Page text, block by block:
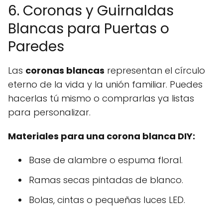
6. Coronas y Guirnaldas
Blancas para Puertas o
Paredes
Las coronas blancas representan el círculo
eterno de la vida y la unión familiar. Puedes
hacerlas tú mismo o comprarlas ya listas
para personalizar.
Materiales para una corona blanca DIY:
Base de alambre o espuma floral.
Ramas secas pintadas de blanco.
Bolas, cintas o pequeñas luces LED.